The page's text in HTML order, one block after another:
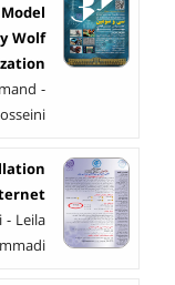
Wolf
-
- Leila